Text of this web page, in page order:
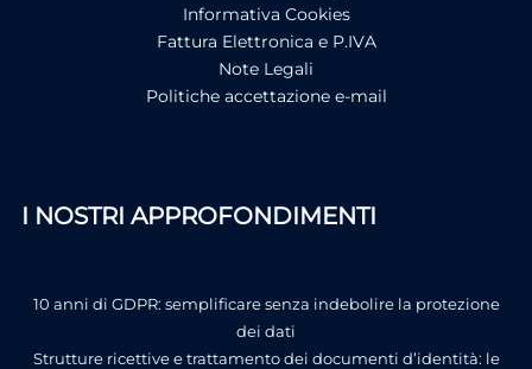
Informativa Cookies
Fattura Elettronica e P.IVA
Note Legali
Politiche accettazione e-mail
I NOSTRI APPROFONDIMENTI
10 anni di GDPR: semplificare senza indebolire la protezione
dei dati
Strutture ricettive e trattamento dei documenti d’identità: le